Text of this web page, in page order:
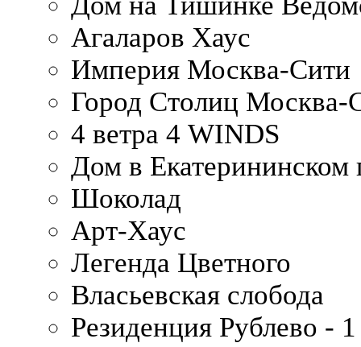
Агаларов Хаус
Империя Москва-Сити
Город Столиц Москва-
4 ветра 4 WINDS
Дом в Екатерининском
Шоколад
Арт-Хаус
Легенда Цветного
Власьевская слобода
Резиденция Рублево - 1